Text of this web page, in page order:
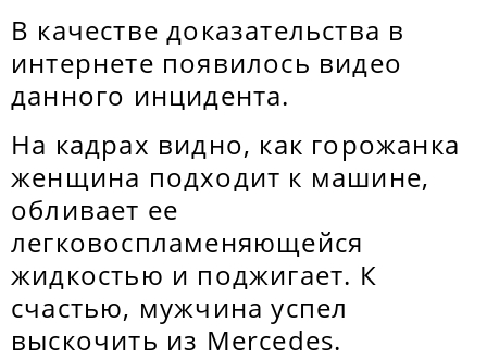
В качестве доказательства в
интернете появилось видео
данного инцидента.
На кадрах видно, как горожанка
женщина подходит к машине,
обливает ее
легковоспламеняющейся
жидкостью и поджигает. К
счастью, мужчина успел
выскочить из Mercedes.